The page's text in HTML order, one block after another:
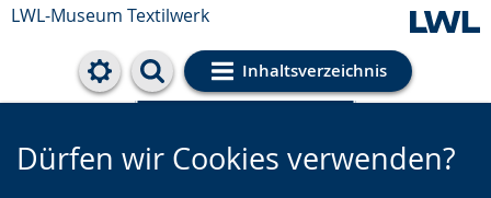
LWL-Museum Textilwerk
Inhaltsverzeichnis
Cookie-Einstellungen
Dürfen wir Cookies verwenden?